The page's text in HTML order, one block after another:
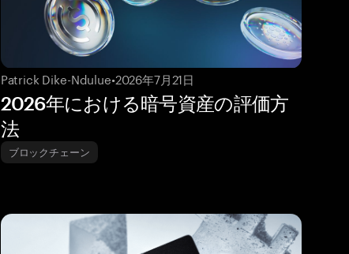
Patrick Dike-Ndulue•2026年7月21日
2026年における暗号資産の評価方
法
ブロックチェーン